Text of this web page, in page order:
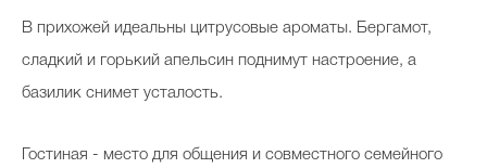
В прихожей идеальны цитрусовые ароматы. Бергамот,
сладкий и горький апельсин поднимут настроение, а
базилик снимет усталость.
Гостиная - место для общения и совместного семейного